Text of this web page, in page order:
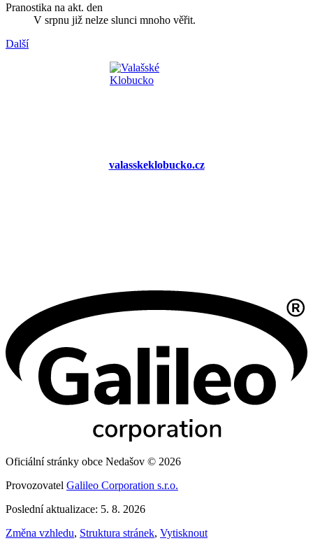
Pranostika na akt. den
V srpnu již nelze slunci mnoho věřit.
Další
valasskeklobucko.cz
Oficiální stránky obce Nedašov © 2026
Provozovatel Galileo Corporation s.r.o.
Poslední aktualizace: 5. 8. 2026
Změna vzhledu, Struktura stránek, Vytisknout